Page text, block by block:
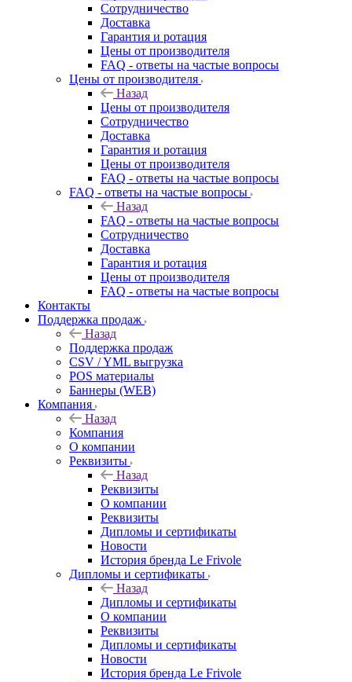
Сотрудничество
Доставка
Гарантия и ротация
Цены от производителя
FAQ - ответы на частые вопросы
Цены от производителя
Назад
Цены от производителя
Сотрудничество
Доставка
Гарантия и ротация
Цены от производителя
FAQ - ответы на частые вопросы
FAQ - ответы на частые вопросы
Назад
FAQ - ответы на частые вопросы
Сотрудничество
Доставка
Гарантия и ротация
Цены от производителя
FAQ - ответы на частые вопросы
Контакты
Поддержка продаж
Назад
Поддержка продаж
CSV / YML выгрузка
POS материалы
Баннеры (WEB)
Компания
Назад
Компания
О компании
Реквизиты
Назад
Реквизиты
О компании
Реквизиты
Дипломы и сертификаты
Новости
История бренда Le Frivole
Дипломы и сертификаты
Назад
Дипломы и сертификаты
О компании
Реквизиты
Дипломы и сертификаты
Новости
История бренда Le Frivole